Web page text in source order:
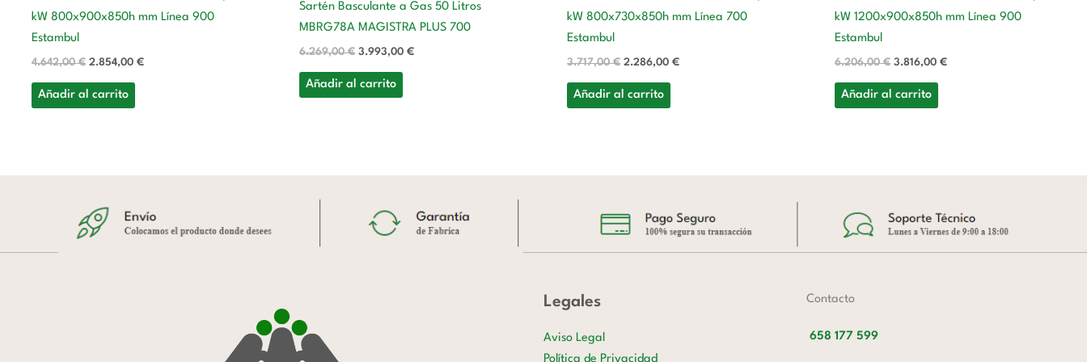
kW 800x900x850h mm Línea 900
Estambul
4.642,00€ 2.854,00€
Añadir al carrito
Sartén Basculante a Gas 50 Litros
MBRG78A MAGISTRA PLUS 700
6.269,00€ 3.993,00€
Añadir al carrito
kW 800x730x850h mm Línea 700
Estambul
3.717,00€ 2.286,00€
Añadir al carrito
kW 1200x900x850h mm Línea 900
Estambul
6.206,00€ 3.816,00€
Añadir al carrito
Legales
Aviso Legal
Política de Privacidad
Contacto
658 177 599